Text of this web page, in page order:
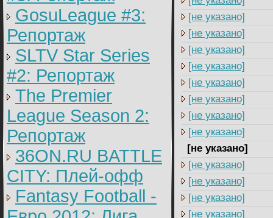
GosuLeague #3:
Репортаж
SLTV Star Series
#2: Репортаж
The Premier
League Season 2:
Репортаж
36ON.RU BATTLE
CITY: Плей-офф
Fantasy Football -
[не указано]
[не указано]
[не указано]
[не указано]
[не указано]
[не указано]
[не указано]
[не указано]
[не указано]
[не указано]
[не указано]
[не указано]
[не указано]